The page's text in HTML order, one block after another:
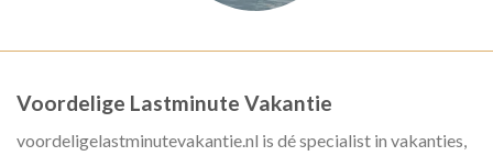
Voordelige Lastminute Vakantie
voordeligelastminutevakantie.nl is dé specialist in vakanties,